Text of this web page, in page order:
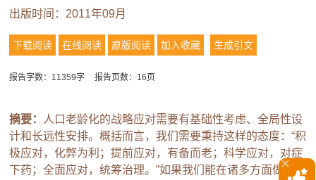
出版时间：2011年09月
下载阅读 在线阅读 原版阅读 加入收藏 生成引文
报告字数：11359字 报告页数：16页
摘要： 人口老龄化的战略应对需要有基础性考虑、全局性设
计和长远性安排。概括而言，我们需要秉持这样的态度：“积
极应对，化弊为利；提前应对，有备而老；科学应对，对症
下药；全面应对，统筹治理。”如果我们能在诸多方面做好准